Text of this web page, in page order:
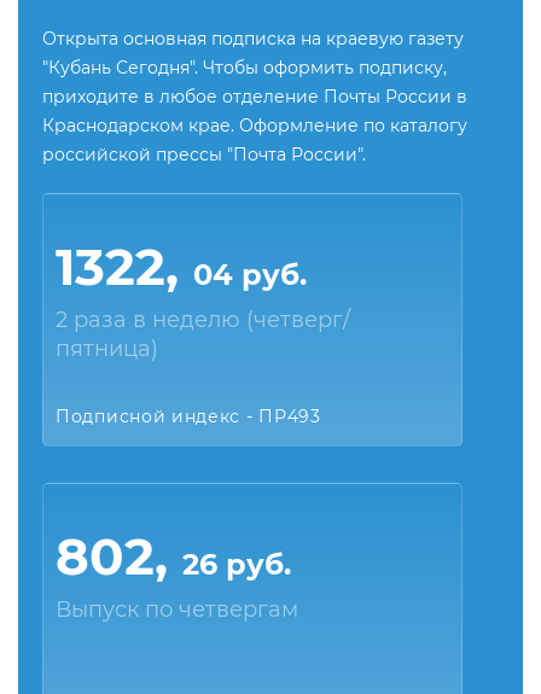
Открыта основная подписка на краевую газету
"Кубань Сегодня". Чтобы оформить подписку,
приходите в любое отделение Почты России в
Краснодарском крае. Оформление по каталогу
российской прессы "Почта России".
1322, 04 руб.
2 раза в неделю (четверг/
пятница)
Подписной индекс - ПР493
802, 26 руб.
Выпуск по четвергам